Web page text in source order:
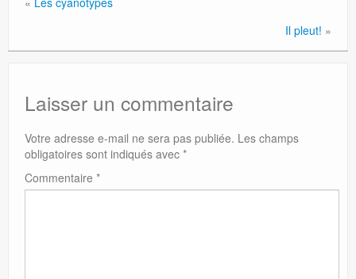
Il pleut! »
Laisser un commentaire
Votre adresse e-mail ne sera pas publiée. Les champs
obligatoires sont indiqués avec *
Commentaire *